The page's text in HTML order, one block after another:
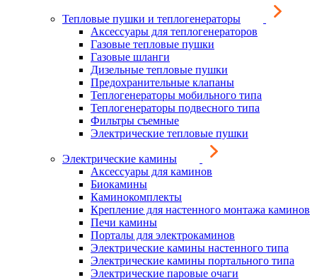
Тепловые пушки и теплогенераторы
Аксессуары для теплогенераторов
Газовые тепловые пушки
Газовые шланги
Дизельные тепловые пушки
Предохранительные клапаны
Теплогенераторы мобильного типа
Теплогенераторы подвесного типа
Фильтры съемные
Электрические тепловые пушки
Электрические камины
Аксессуары для каминов
Биокамины
Каминокомплекты
Крепление для настенного монтажа каминов
Печи камины
Порталы для электрокаминов
Электрические камины настенного типа
Электрические камины портального типа
Электрические паровые очаги